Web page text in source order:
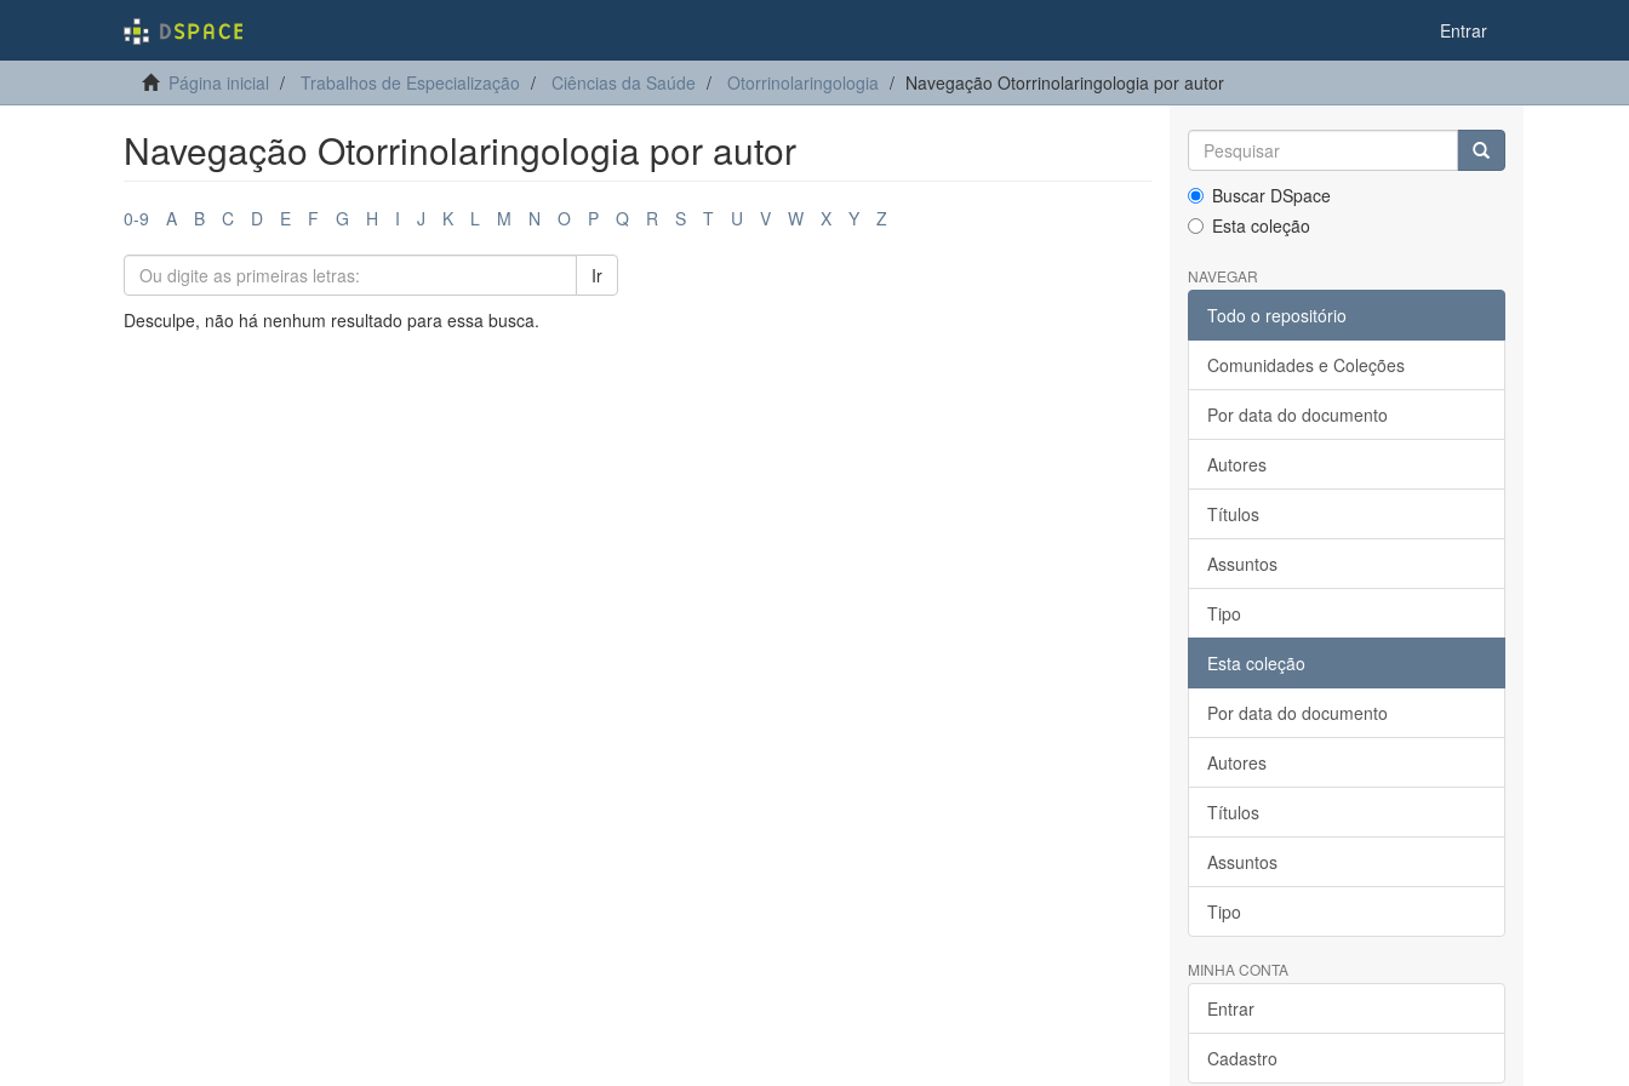
Entrar
Página inicial Trabalhos de Especialização Ciências da Saúde Otorrinolaringologia Navegação Otorrinolaringologia por autor
Navegação Otorrinolaringologia por autor
0-9 A B C D E F G H I J K L M N O P Q R S T U V W X Y Z
Ir
Desculpe, não há nenhum resultado para essa busca.
Buscar DSpace
Esta coleção
NAVEGAR
Todo o repositório
Comunidades e Coleções
Por data do documento
Autores
Títulos
Assuntos
Tipo
Esta coleção
Por data do documento
Autores
Títulos
Assuntos
Tipo
MINHA CONTA
Entrar
Cadastro